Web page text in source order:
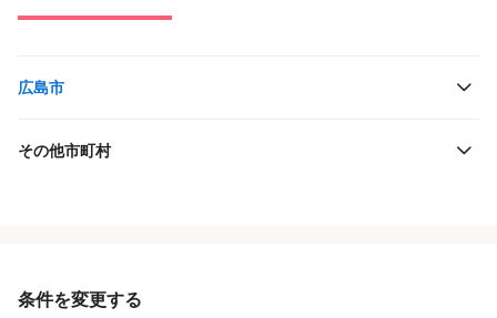
広島市
その他市町村
条件を変更する